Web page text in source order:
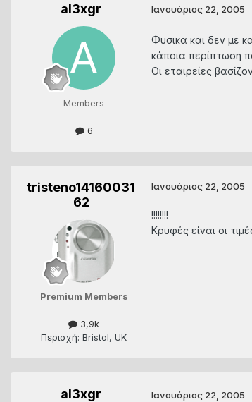
al3xgr
Members
6
Ιανουάριος 22, 2005
Φυσικα και δεν με
κάποια περίπτωση
Οι εταιρείες
tristeno14160031
62
Premium Members
3,9k
Περιοχή: Bristol, UK
Ιανουάριος 22, 2005
!!!!!!!!
Κρυφές είναι οι
al3xgr Ιανουάριος 22, 2005